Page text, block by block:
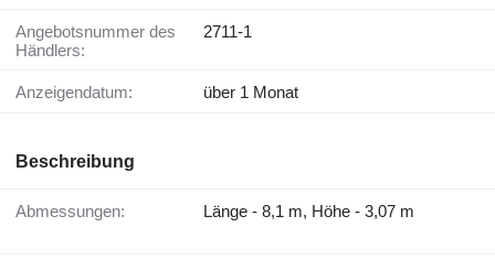
Angebotsnummer des
Händlers:
2711-1
Anzeigendatum: über 1 Monat
Beschreibung
Abmessungen: Länge - 8,1 m, Höhe - 3,07 m